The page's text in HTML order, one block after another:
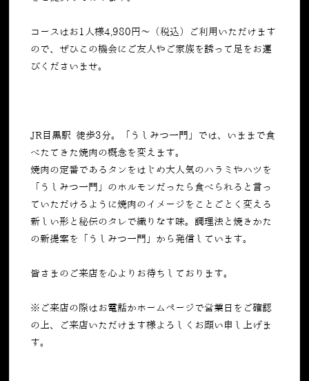
コースはお1人様4,980円～（税込）ご利用いただけます
ので、ぜひこの機会にご友人やご家族を誘って足をお運
びくださいませ。
JR目黒駅 徒歩3分。「うしみつ一門」では、いままで食
べたてきた焼肉の概念を変えます。
焼肉の定番であるタンをはじめ大人気のハラミやハツを
「うしみつ一門」のホルモンだったら食べられると言っ
ていただけるように焼肉のイメージをことごとく変える
新しい形と秘伝のタレで織りなす味。調理法と焼きかた
の新提案を「うしみつ一門」から発信しています。
皆さまのご来店を心よりお待ちしております。
※ご来店の際はお電話かホームページで営業日をご確認
の上、ご来店いただけます様よろしくお願い申し上げま
す。